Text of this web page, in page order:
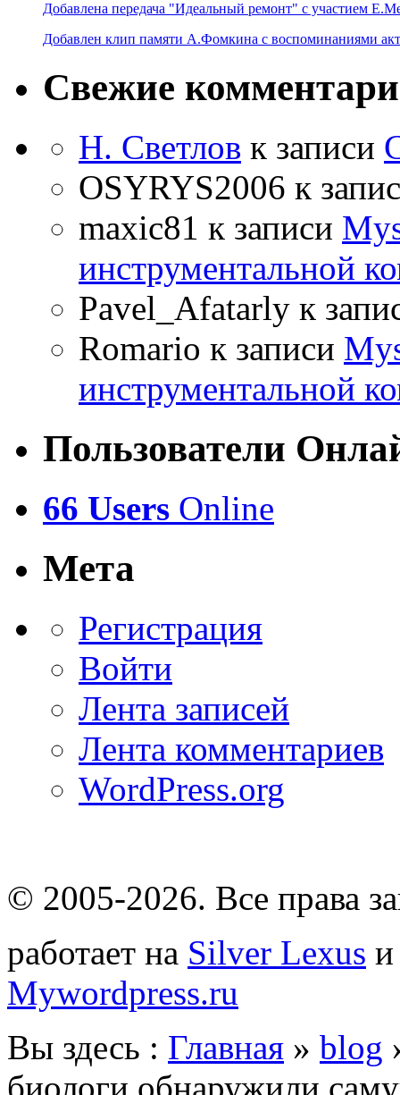
Добавлена передача "Идеальный ремонт" с участием
Добавлен клип памяти А.Фомкина с воспоминаниями
Свежие
Н. Светлов к записи
OSYRYS2006 к
maxic81 к записи
инструментальной
Pavel_Afatarly к
Romario к записи
инструментальной
Пользователи
66 Users Online
Мета
Регистрация
Войти
Лента записей
Лента комментариев
WordPress.org
© 2005-2026. Все права
работает на Silver Lexus
Mywordpress.ru
Вы здесь : Главная » blog
биологи обнаружили